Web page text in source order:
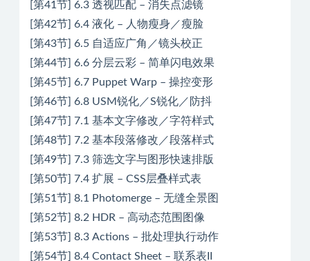
[第41节] 6.3 透视匹配 – 消失点滤镜
[第42节] 6.4 液化 – 人物瘦身／瘦脸
[第43节] 6.5 自适应广角／镜头校正
[第44节] 6.6 分层云彩 – 简单闪电效果
[第45节] 6.7 Puppet Warp – 操控变形
[第46节] 6.8 USM锐化／S锐化／防抖
[第47节] 7.1 基本文字修改／字符样式
[第48节] 7.2 基本段落修改／段落样式
[第49节] 7.3 筛选文字与图形快速排版
[第50节] 7.4 扩展 – CSS层叠样式表
[第51节] 8.1 Photomerge – 无缝全景图
[第52节] 8.2 HDR – 高动态范围图像
[第53节] 8.3 Actions – 批处理执行动作
[第54节] 8.4 Contact Sheet – 联系表II